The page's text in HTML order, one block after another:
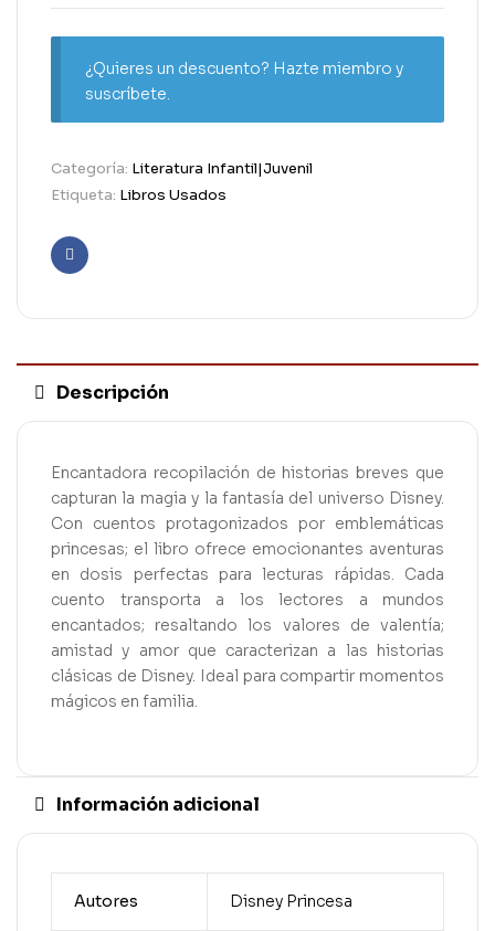
¿Quieres un descuento? Hazte miembro y
suscríbete.
Categoría: Literatura Infantil|Juvenil
Etiqueta: Libros Usados
Facebook
Descripción
Encantadora recopilación de historias breves que
capturan la magia y la fantasía del universo Disney.
Con cuentos protagonizados por emblemáticas
princesas; el libro ofrece emocionantes aventuras
en dosis perfectas para lecturas rápidas. Cada
cuento transporta a los lectores a mundos
encantados; resaltando los valores de valentía;
amistad y amor que caracterizan a las historias
clásicas de Disney. Ideal para compartir momentos
mágicos en familia.
Información adicional
Autores Disney Princesa